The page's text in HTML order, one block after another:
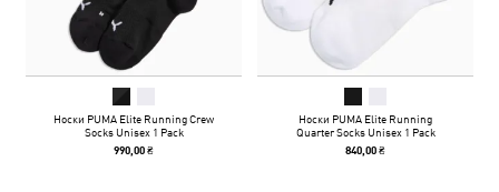
Носки PUMA Elite Running Crew
Socks Unisex 1 Pack
990,00 ₴
Носки PUMA Elite Running
Quarter Socks Unisex 1 Pack
840,00 ₴